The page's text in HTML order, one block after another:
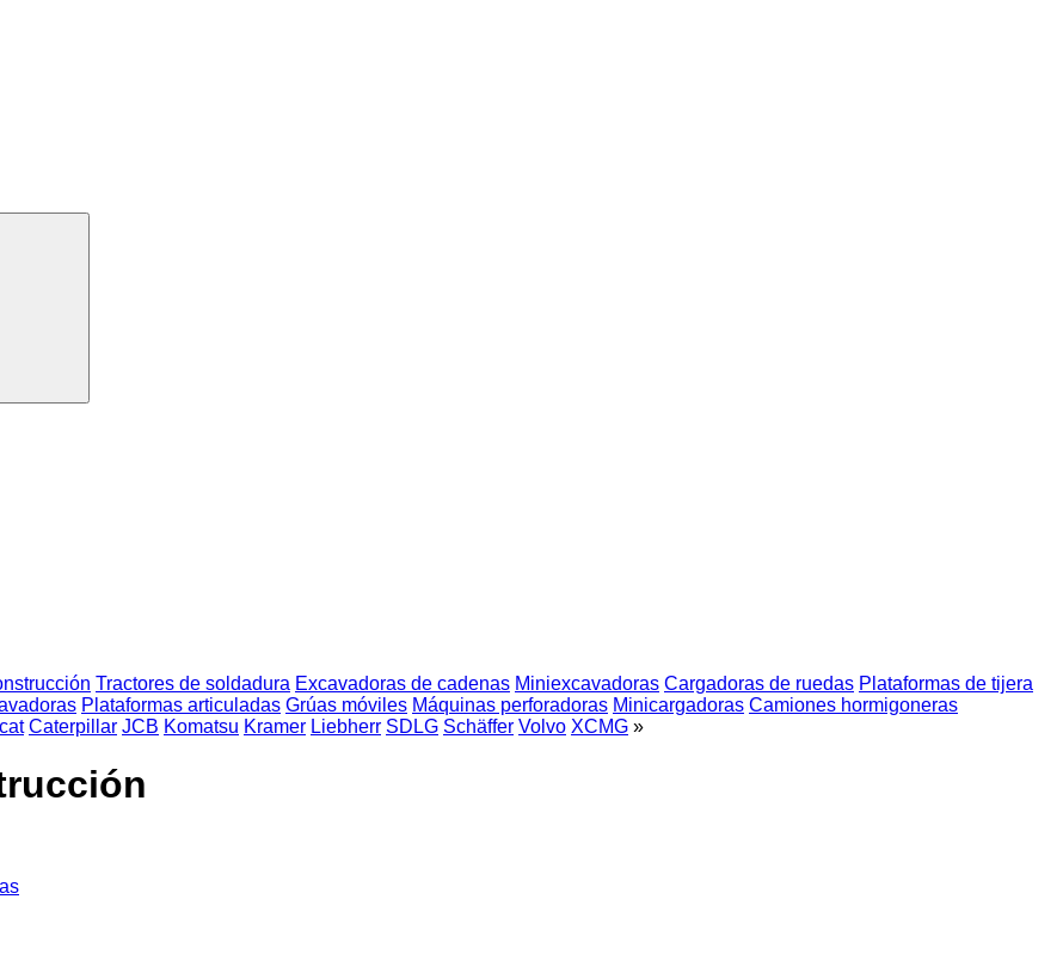
Tractores de soldadura Excavadoras de cadenas Miniexcavadoras Cargadoras de ruedas Plataformas de tijera
Plataformas articuladas Grúas móviles Máquinas perforadoras Minicargadoras Camiones hormigoneras
Caterpillar JCB Komatsu Kramer Liebherr SDLG Schäffer Volvo XCMG »